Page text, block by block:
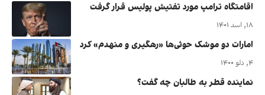
اقامتگاه ترامپ مورد تفتیش پولیس قرار گرفت
۱۸, اسد ۱۴۰۱
امارات دو موشک حوثی‌ها «رهگیری و منهدم» کرد
۴, دلو ۱۴۰۰
نماینده قطر به طالبان چه گفت؟